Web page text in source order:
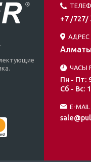
+7 /727/
АДРЕС
ЧАСЫ
Пн - Пт:
Сб - Вс:
E-MAIL